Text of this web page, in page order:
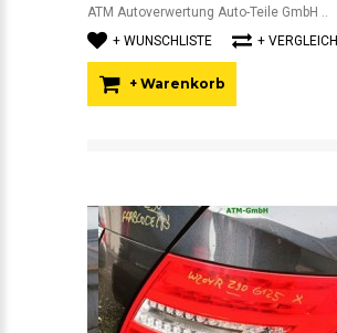
ATM Autoverwertung Auto-Teile GmbH ..
+ WUNSCHLISTE
+ VERGLEICH
+ Warenkorb